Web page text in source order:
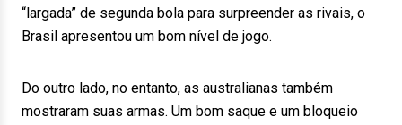
“largada” de segunda bola para surpreender as rivais, o
Brasil apresentou um bom nível de jogo.
Do outro lado, no entanto, as australianas também
mostraram suas armas. Um bom saque e um bloqueio